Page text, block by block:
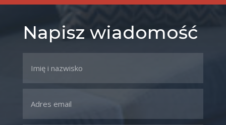
Napisz wiadomość